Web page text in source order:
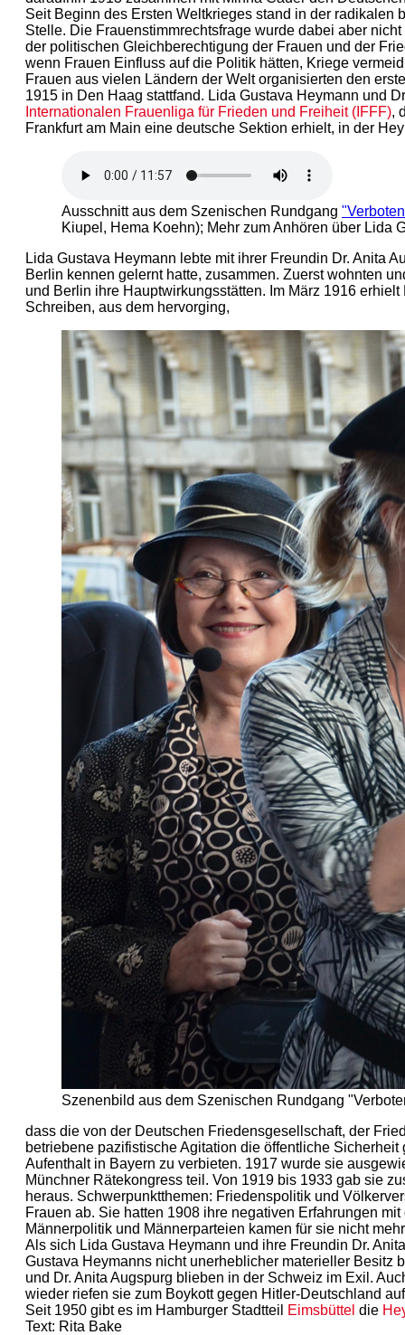
Seit Beginn des Ersten Weltkrieges stand in der
Stelle. Die Frauenstimmrechtsfrage wurde dabei aber
der politischen Gleichberechtigung der Frauen und der
wenn Frauen Einfluss auf die Politik hätten, Kriege
Frauen aus vielen Ländern der Welt organisierten den
1915 in Den Haag stattfand. Lida Gustava Heymann und
Internationalen Frauenliga für Frieden und Freiheit (IFFF),
Frankfurt am Main eine deutsche Sektion erhielt, in der
Ausschnitt aus dem Szenischen Rundgang
Kiupel, Hema Koehn); Mehr zum Anhören über Lida
Lida Gustava Heymann lebte mit ihrer Freundin Dr. Anita
Berlin kennen gelernt hatte, zusammen. Zuerst wohnten
und Berlin ihre Hauptwirkungsstätten. Im März 1916
Schreiben, aus dem hervorging,
Szenenbild aus dem Szenischen Rundgang
dass die von der Deutschen Friedensgesellschaft, der
betriebene pazifistische Agitation die öffentliche
Aufenthalt in Bayern zu verbieten. 1917 wurde sie
Münchner Rätekongress teil. Von 1919 bis 1933 gab sie
heraus. Schwerpunktthemen: Friedenspolitik und
Frauen ab. Sie hatten 1908 ihre negativen Erfahrungen
Männerpolitik und Männerparteien kamen für sie nicht
Als sich Lida Gustava Heymann und ihre Freundin Dr.
Gustava Heymanns nicht unerheblicher materieller Besitz
und Dr. Anita Augspurg blieben in der Schweiz im Exil.
wieder riefen sie zum Boykott gegen Hitler-Deutschland
Seit 1950 gibt es im Hamburger Stadtteil
Eimsbüttel die
Text: Rita Bake